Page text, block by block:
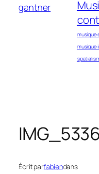
gantner
musique
musique
IMG_5336
Écrit parfabiendans